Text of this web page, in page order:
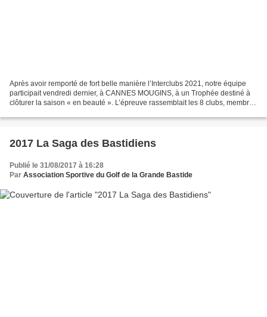
Après avoir remporté de fort belle manière l’Interclubs 2021, notre équipe
participait vendredi dernier, à CANNES MOUGINS, à un Trophée destiné à
clôturer la saison « en beauté ». L’épreuve rassemblait les 8 clubs, membres
2017 La Saga des Bastidiens
Publié le 31/08/2017 à 16:28
Par Association Sportive du Golf de la Grande Bastide